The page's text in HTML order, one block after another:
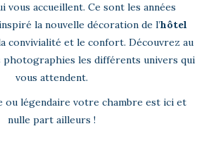
vous accueillent. Ce sont les années
la nouvelle décoration de l’hôtel
convivialité et le confort. Découvrez au
photographies les différents univers qui
vous attendent.
ou légendaire votre chambre est ici et
nulle part ailleurs !